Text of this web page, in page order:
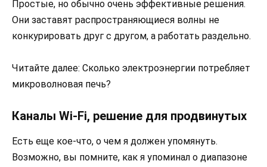
Простые, но обычно очень эффективные решения.
Они заставят распространяющиеся волны не
конкурировать друг с другом, а работать раздельно.
Читайте далее: Сколько электроэнергии потребляет
микроволновая печь?
Каналы Wi-Fi, решение для продвинутых
Есть еще кое-что, о чем я должен упомянуть.
Возможно, вы помните, как я упоминал о диапазоне